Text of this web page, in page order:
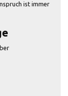
ist immer